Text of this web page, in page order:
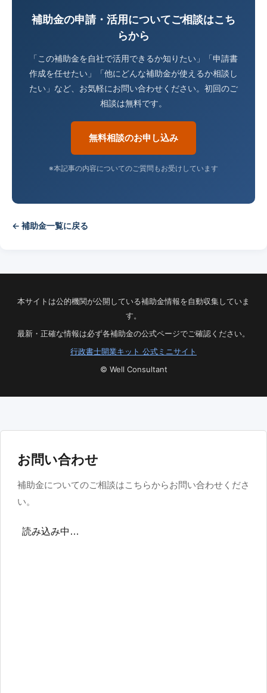
補助金の申請・活用についてご相談はこち
らから
「この補助金を自社で活用できるか知りたい」「申請書
作成を任せたい」「他にどんな補助金が使えるか相談し
たい」など、お気軽にお問い合わせください。初回のご
相談は無料です。
無料相談のお申し込み
※本記事の内容についてのご質問もお受けしています
← 補助金一覧に戻る
本サイトは公的機関が公開している補助金情報を自動収集していま
す。
最新・正確な情報は必ず各補助金の公式ページでご確認ください。
行政書士開業キット 公式ミニサイト
© Well Consultant
お問い合わせ
補助金についてのご相談はこちらからお問い合わせくださ
い。